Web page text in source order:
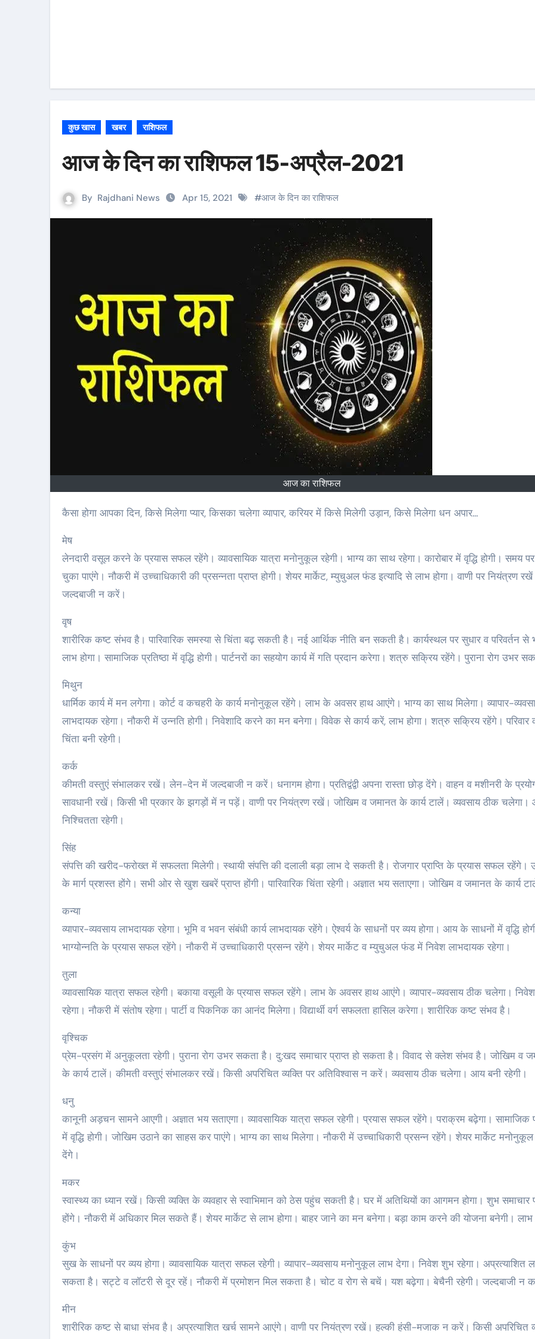
कुछ खास खबर राशिफल
आज के दिन का राशिफल 15-अप्रैल-2021
By Rajdhani News Apr 15, 2021 #आज के दिन का राशिफल
आज का राशिफल
कैसा होगा आपका दिन, किसे मिलेगा प्यार, किसका चलेगा व्यापार, करियर में किसे मिलेगी उड़ान, किसे मिलेगा धन अपार…
मेष
लेनदारी वसूल करने के प्रयास सफल रहेंगे। व्यावसायिक यात्रा मनोनुकूल रहेगी। भाग्य का साथ रहेगा। कारोबार में वृद्धि होगी। समय
चुका पाएंगे। नौकरी में उच्चाधिकारी की प्रसन्नता प्राप्त होगी। शेयर मार्केट, म्युचुअल फंड इत्यादि से लाभ होगा। वाणी पर नियंत्रण
जल्दबाजी न करें।
वृष
शारीरिक कष्ट संभव है। पारिवारिक समस्या से चिंता बढ़ सकती है। नई आर्थिक नीति बन सकती है। कार्यस्थल पर सुधार व परिवर्तन से
लाभ होगा। सामाजिक प्रतिष्ठा में वृद्धि होगी। पार्टनरों का सहयोग कार्य में गति प्रदान करेगा। शत्रु सक्रिय रहेंगे। पुराना रोग उभर
मिथुन
धार्मिक कार्य में मन लगेगा। कोर्ट व कचहरी के कार्य मनोनुकूल रहेंगे। लाभ के अवसर हाथ आएंगे। भाग्य का साथ मिलेगा। व्यापार-
लाभदायक रहेगा। नौकरी में उन्नति होगी। निवेशादि करने का मन बनेगा। विवेक से कार्य करें, लाभ होगा। शत्रु सक्रिय रहेंगे। परिवार
चिंता बनी रहेगी।
कर्क
कीमती वस्तुएं संभालकर रखें। लेन-देन में जल्दबाजी न करें। धनागम होगा। प्रतिद्वंद्वी अपना रास्ता छोड़ देंगे। वाहन व मशीनरी के
सावधानी रखें। किसी भी प्रकार के झगड़ों में न पड़ें। वाणी पर नियंत्रण रखें। जोखिम व जमानत के कार्य टालें। व्यवसाय ठीक
निश्चितता रहेगी।
सिंह
संपत्ति की खरीद-फरोख्त में सफलता मिलेगी। स्थायी संपत्ति की दलाली बड़ा लाभ दे सकती है। रोजगार प्राप्ति के प्रयास सफल रहेंगे।
के मार्ग प्रशस्त होंगे। सभी ओर से खुश खबरें प्राप्त होंगी। पारिवारिक चिंता रहेगी। अज्ञात भय सताएगा। जोखिम व जमानत के कार्य
कन्या
व्यापार-व्यवसाय लाभदायक रहेगा। भूमि व भवन संबंधी कार्य लाभदायक रहेंगे। ऐश्वर्य के साधनों पर व्यय होगा। आय के साधनों में वृद्धि
भाग्योन्नति के प्रयास सफल रहेंगे। नौकरी में उच्चाधिकारी प्रसन्न रहेंगे। शेयर मार्केट व म्युचुअल फंड में निवेश लाभदायक रहेगा।
तुला
व्यावसायिक यात्रा सफल रहेगी। बकाया वसूली के प्रयास सफल रहेंगे। लाभ के अवसर हाथ आएंगे। व्यापार-व्यवसाय ठीक चलेगा।
रहेगा। नौकरी में संतोष रहेगा। पार्टी व पि‍कनिक का आनंद मिलेगा। विद्यार्थी वर्ग सफलता हासिल करेगा। शारीरिक कष्ट संभव है।
वृश्चिक
प्रेम-प्रसंग में अनुकूलता रहेगी। पुराना रोग उभर सकता है। दु:खद समाचार प्राप्त हो सकता है। विवाद से क्लेश संभव है। जोखिम व
के कार्य टालें। कीमती वस्तुएं संभालकर रखें। किसी अपरिचित व्यक्ति पर अतिविश्वास न करें। व्यवसाय ठीक चलेगा। आय बनी रहेगी।
धनु
कानूनी अड़चन सामने आएगी। अज्ञात भय सताएगा। व्यावसायिक यात्रा सफल रहेगी। प्रयास सफल रहेंगे। पराक्रम बढ़ेगा। सामाजिक
में वृद्धि होगी। जोखिम उठाने का साहस कर पाएंगे। भाग्य का साथ मिलेगा। नौकरी में उच्च‍ाधिकारी प्रसन्न रहेंगे। शेयर मार्केट
देंगे।
मकर
स्वास्थ्य का ध्यान रखें। किसी व्यक्ति के व्यवहार से स्वाभिमान को ठेस पहुंच सकती है। घर में अतिथियों का आगमन होगा। शुभ समाचार
होंगे। नौकरी में अधिकार मिल सकते हैं। शेयर मार्केट से लाभ होगा। बाहर जाने का मन बनेगा। बड़ा काम करने की योजना बनेगी। लाभ
कुंभ
सुख के साधनों पर व्यय होगा। व्यावसायिक यात्रा सफल रहेगी। व्यापार-व्यवसाय मनोनुकूल लाभ देगा। निवेश शुभ रहेगा। अप्रत्याशित
सकता है। सट्टे व लॉटरी से दूर रहें। नौकरी में प्रमोशन‍ मिल सकता है। चोट व रोग से बचें। यश बढ़ेगा। बेचैनी रहेगी। जल्दबाजी न
मीन
शारीरिक कष्ट से बाधा संभव है। अप्रत्याशित खर्च सामने आएंगे। वाणी पर नियंत्रण रखें। हल्की हंसी-मजाक न करें। किसी अपरिचित